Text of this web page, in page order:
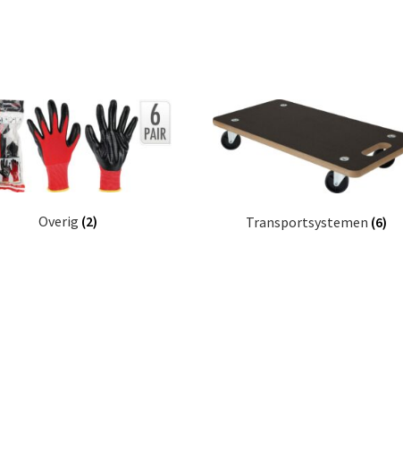
Overig (2) Transportsystemen (6)